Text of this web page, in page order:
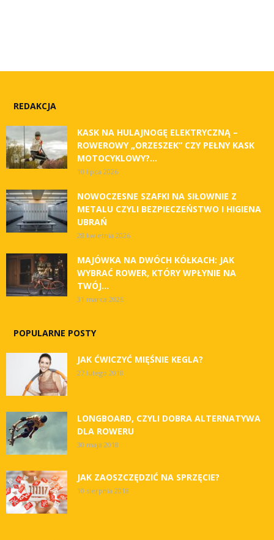
REDAKCJA
KASK NA HULAJNOGĘ ELEKTRYCZNĄ –
ROWEROWY „ORZESZEK” CZY PEŁNY KASK
MOTOCYKLOWY?...
10 lipca 2026
NOWOCZESNE SZAFKI NA SIŁOWNIE Z
METALU CZYLI BEZPIECZEŃSTWO I HIGIENA
UBRAŃ
28 kwietnia 2026
MAJÓWKA NA DWÓCH KÓŁKACH: JAK
WYBRAĆ ROWER, KTÓRY WPŁYNIE NA
TWÓJ...
31 marca 2026
POPULARNE POSTY
JAK ĆWICZYĆ MIĘŚNIE KEGLA?
27 lutego 2018
LONGBOARD, CZYLI DOBRA ALTERNATYWA
DLA ROWERU
30 maja 2018
JAK ZAOSZCZĘDZIĆ NA SPRZĘCIE?
10 sierpnia 2018